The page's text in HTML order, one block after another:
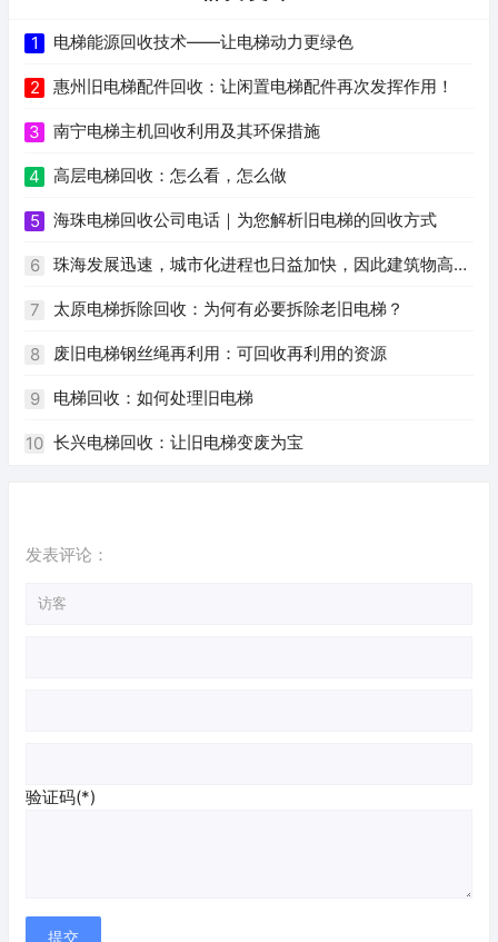
1 电梯能源回收技术——让电梯动力更绿色
2 惠州旧电梯配件回收：让闲置电梯配件再次发挥作用！
3 南宁电梯主机回收利用及其环保措施
4 高层电梯回收：怎么看，怎么做
5 海珠电梯回收公司电话｜为您解析旧电梯的回收方式
6 珠海发展迅速，城市化进程也日益加快，因此建筑物高度
逐年增加，电梯也成为安全、便利、快捷的必需品。旧电梯
的淘汰换新已经成为不可避免的趋势。随着环保意识的逐渐
加强，二手电梯回收也逐渐受到人们的关注。作为一个网站
编辑员，我根据您提供的关键词，为您撰写一篇关于珠海二
7 太原电梯拆除回收：为何有必要拆除老旧电梯？
8 废旧电梯钢丝绳再利用：可回收再利用的资源
9 电梯回收：如何处理旧电梯
10 长兴电梯回收：让旧电梯变废为宝
发表评论：
验证码(*)